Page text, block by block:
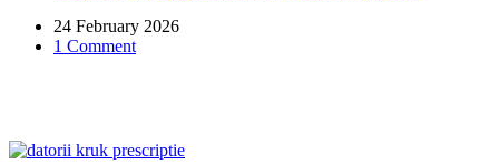
să
întârzie
24 February 2026
1 Comment